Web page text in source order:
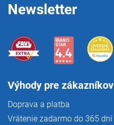
Newsletter
Výhody pre zákazníkov
Doprava a platba
Vrátenie zadarmo do 365 dní